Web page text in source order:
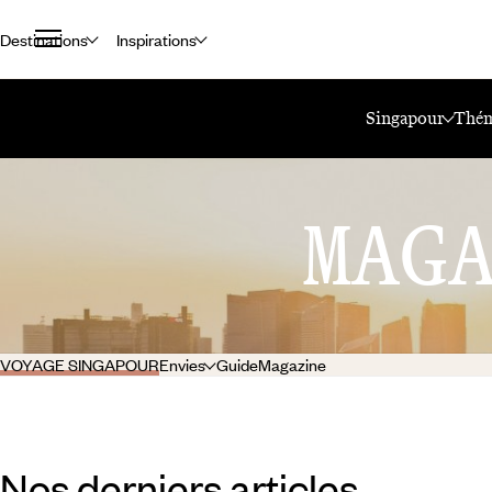
Destinations Inspirations
Singapour
VOYAGE SINGAPOUREnvies GuideMagazine